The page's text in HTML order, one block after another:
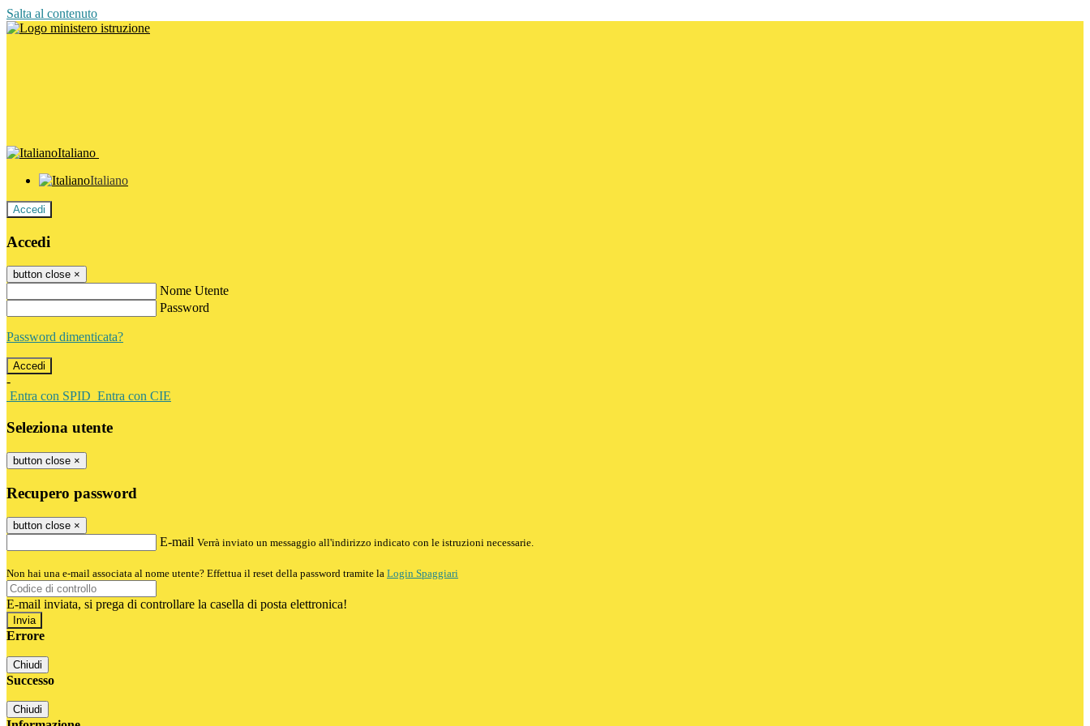
Salta al contenuto
Italiano
Italiano
Accedi
Accedi
button close ×
Nome Utente
Password
Password dimenticata?
-
Entra con SPID Entra con CIE
Seleziona utente
button close ×
Recupero password
button close ×
E-mail Verrà inviato un messaggio all'indirizzo indicato con le istruzioni necessarie.
Non hai una e-mail associata al nome utente? Effettua il reset della password tramite la Login Spaggiari
E-mail inviata, si prega di controllare la casella di posta elettronica!
Errore
Chiudi
Successo
Chiudi